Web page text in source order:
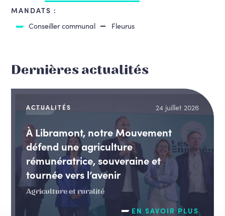
MANDATS :
Conseiller communal
Fleurus
Dernières actualités
ACTUALITÉS 24 juillet 2026
À Libramont, notre Mouvement
défend une agriculture
rémunératrice, souveraine et
tournée vers l’avenir
Agriculture et ruralité
EN SAVOIR PLUS